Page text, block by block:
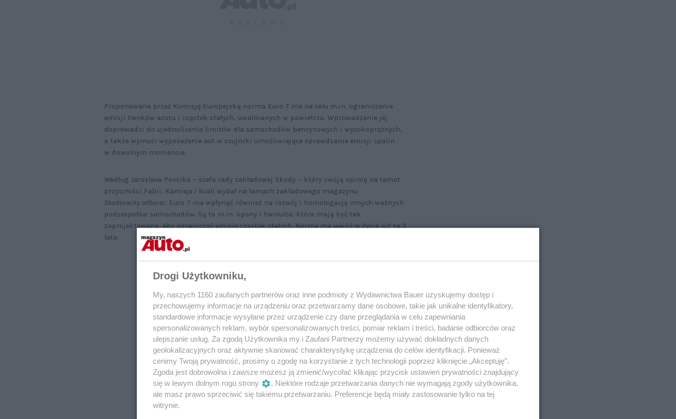
Proponowana przez Komisję Europejską norma Euro 7 ma na celu m.in. ograniczenie
emisji tlenków azotu i cząstek stałych, uwalnianych w powietrzu. Wprowadzenie jej
doprowadzi do ujednolicenia limitów dla samochodów benzynowych i wysokoprężnych,
a także wymusi wyposażenie aut w czujniki umożliwiające sprawdzanie emisji spalin
w dowolnym momencie.
Według Jaroslava Povsika – szefa rady zakładowej Skody – który swoją opinię na temat
przyszłości Fabii, Kamiqa i Scali wydał na łamach zakładowego magazynu
Skodovacky odborar, Euro 7 ma wpłynąć również na rozwój i homologację innych ważnych
podzespołów samochodów. Są to m.in. opony i hamulce, które mają być tak
zaprojektowane, aby ograniczyć emisję cząstek stałych. Norma ma wejść w życie już za 2
lata.
Drogi Użytkowniku,
My, naszych 1160 zaufanych partnerów oraz inne podmioty z Wydawnictwa Bauer uzyskujemy dostęp i
przechowujemy informacje na urządzeniu oraz przetwarzamy dane osobowe, takie jak unikalne identyfikatory,
standardowe informacje wysyłane przez urządzenie czy dane przeglądania w celu zapewniania
spersonalizowanych reklam, wybór spersonalizowanych treści, pomiar reklam i treści, badanie odbiorców oraz
ulepszanie usług. Za zgodą Użytkownika my i Zaufani Partnerzy możemy używać dokładnych danych
geolokalizacyjnych oraz aktywnie skanować charakterystykę urządzenia do celów identyfikacji. Ponieważ
cenimy Twoją prywatność, prosimy o zgodę na korzystanie z tych technologii poprzez kliknięcie „Akceptuję”.
Zgoda jest dobrowolna i zawsze możesz ją zmienić/wycofać klikając przycisk ustawień prywatności znajdujący
się w lewym dolnym rogu strony
. Niektóre rodzaje przetwarzania danych nie wymagają zgody użytkownika,
ale masz prawo sprzeciwić się takiemu przetwarzaniu. Preferencje będą miały zastosowanie tylko na tej
witrynie.